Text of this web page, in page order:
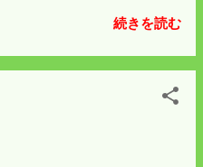
波止は大賑わいになると思
たいので週末はジッとして
寒波の後は春めいてくると
続きを読む